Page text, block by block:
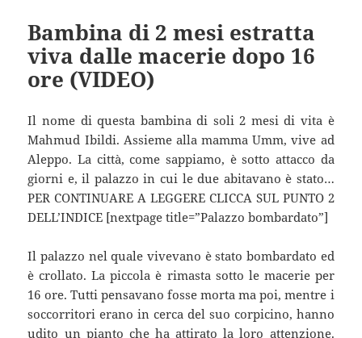
Bambina di 2 mesi estratta
viva dalle macerie dopo 16
ore (VIDEO)
Il nome di questa bambina di soli 2 mesi di vita è
Mahmud Ibildi. Assieme alla mamma Umm, vive ad
Aleppo. La città, come sappiamo, è sotto attacco da
giorni e, il palazzo in cui le due abitavano è stato…
PER CONTINUARE A LEGGERE CLICCA SUL PUNTO 2
DELL’INDICE [nextpage title=”Palazzo bombardato”]
Il palazzo nel quale vivevano è stato bombardato ed
è crollato. La piccola è rimasta sotto le macerie per
16 ore. Tutti pensavano fosse morta ma poi, mentre i
soccorritori erano in cerca del suo corpicino, hanno
udito un pianto che ha attirato la loro attenzione.